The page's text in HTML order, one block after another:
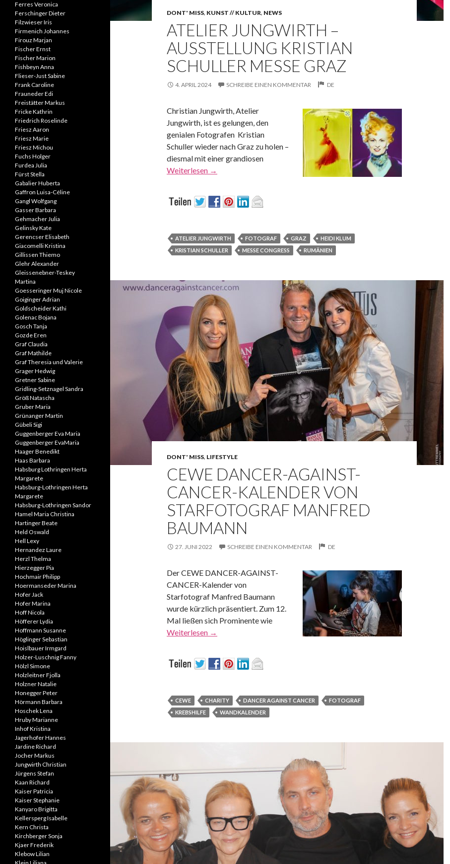
DONT' MISS, KUNST // KULTUR, NEWS
ATELIER JUNGWIRTH –
AUSSTELLUNG KRISTIAN
SCHULLER MESSE GRAZ
4. APRIL 2024 SCHREIBE EINEN KOMMENTAR DE
Christian Jungwirth, Atelier
Jungwirth, ist es gelungen, den
genialen Fotografen Kristian
Schuller wieder nach Graz zu holen –
diesmal mit einer grandiosen
Weiterlesen →
ATELIER JUNGWIRTH FOTOGRAF GRAZ
HEIDI KLUM
KRISTIAN SCHULLER
MESSE CONGRESS RUMÄNIEN
DONT' MISS, LIFESTYLE
CEWE DANCER-AGAINST-
CANCER-KALENDER VON
STARFOTOGRAF MANFRED
BAUMANN
27. JUNI 2022 SCHREIBE EINEN KOMMENTAR DE
Der CEWE DANCER-AGAINST-
CANCER-Kalender von
Starfotograf Manfred Baumann
wurde kürzlich präsentiert. Zum 12.
Mal ließen sich Prominente wie
Weiterlesen →
CEWE CHARITY DANCER AGAINST CANCER
FOTOGRAF
KREBSHILFE
WANDKALENDER
Ferres Veronica
Ferschinger Dieter
Filzwieser Iris
Firmenich Johannes
Firouz Marjan
Fischer Ernst
Fischer Marion
Fishbeyn Anna
Flieser-Just Sabine
Frank Caroline
Frauneder Edi
Freistätter Markus
Fricke Kathrin
Friedrich Roselinde
Friesz Aaron
Friesz Marie
Friesz Michou
Fuchs Holger
Furdea Julia
Fürst Stella
Gabalier Huberta
Gaffron Luisa-Céline
Gangl Wolfgang
Gasser Barbara
Gehmacher Julia
Gelinsky Kate
Gerencser Elisabeth
Giacomelli Kristina
Gillissen Thiemo
Glehr Alexander
Gleissenebner-Teskey
Martina
Goesseringer Muj Nicole
Goiginger Adrian
Goldscheider Kathi
Golenac Bojana
Gosch Tanja
Gozde Eren
Graf Claudia
Graf Mathilde
Graf Theresia und Valerie
Grager Hedwig
Gretner Sabine
Gridling-Setznagel Sandra
Größ Natascha
Gruber Maria
Grünanger Martin
Gübeli Sigi
Guggenberger Eva Maria
Guggenberger EvaMaria
Haager Benedikt
Haas Barbara
Habsburg Lothringen Herta
Margarete
Habsburg-Lothringen Herta
Margarete
Habsburg-Lothringen Sandor
Hamel Maria Christina
Hartinger Beate
Held Oswald
Hell Lexy
Hernandez Laure
Herzl Thelma
Hierzegger Pia
Hochmair Philipp
Hoermanseder Marina
Hofer Jack
Hofer Marina
Hoff Nicola
Höfferer Lydia
Hoffmann Susanne
Höglinger Sebastian
Hoislbauer Irmgard
Holzer-Luschnig Fanny
Hölzl Simone
Holzleitner Fjolla
Holzner Natalie
Honegger Peter
Hörmann Barbara
Hoschek Lena
Hruby Marianne
Inhof Kristina
Jagerhofer Hannes
Jardine Richard
Jocher Markus
Jungwirth Christian
Jürgens Stefan
Kaan Richard
Kaiser Patricia
Kaiser Stephanie
Kanyaro Brigitta
Kellersperg Isabelle
Kern Christa
Kirchberger Sonja
Kjaer Frederik
Klebow Lilian